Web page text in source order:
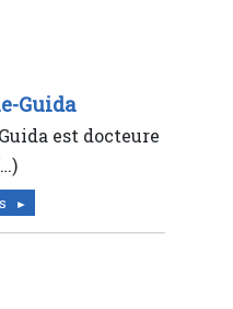
Guida
est docteure